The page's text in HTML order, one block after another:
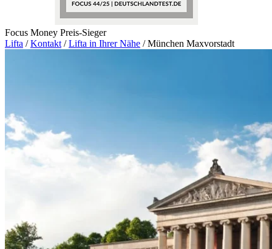
Focus Money Preis-Sieger
Lifta / Kontakt / Lifta in Ihrer Nähe / München Maxvorstadt